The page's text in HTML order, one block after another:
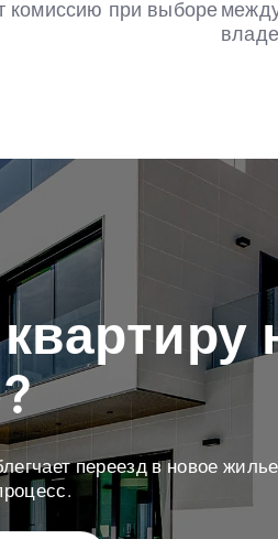
комиссию при выборе
переезд в новое